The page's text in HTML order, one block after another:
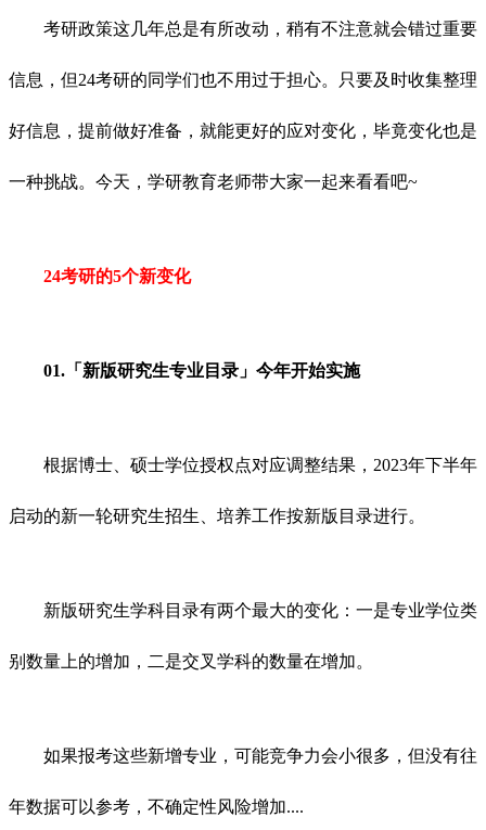
考研政策这几年总是有所改动，稍有不注意就会错过重要
信息，但24考研的同学们也不用过于担心。只要及时收集整理
好信息，提前做好准备，就能更好的应对变化，毕竟变化也是
一种挑战。今天，学研教育老师带大家一起来看看吧~
24考研的5个新变化
01.「新版研究生专业目录」今年开始实施
根据博士、硕士学位授权点对应调整结果，2023年下半年
启动的新一轮研究生招生、培养工作按新版目录进行。
新版研究生学科目录有两个最大的变化：一是专业学位类
别数量上的增加，二是交叉学科的数量在增加。
如果报考这些新增专业，可能竞争力会小很多，但没有往
年数据可以参考，不确定性风险增加....